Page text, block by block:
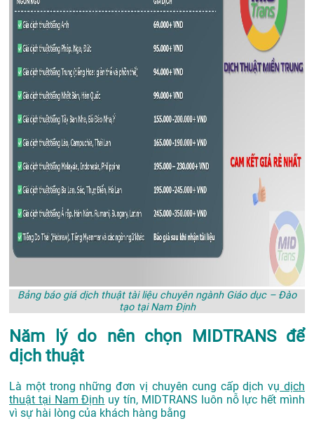
Bảng báo giá dịch thuật tài liệu chuyên ngành Giáo dục – Đào
tạo tại Nam Định
Năm lý do nên chọn MIDTRANS để
dịch thuật
Là một trong những đơn vị chuyên cung cấp dịch vụ dịch
thuật tại Nam Định uy tín, MIDTRANS luôn nỗ lực hết mình
vì sự hài lòng của khách hàng bằng